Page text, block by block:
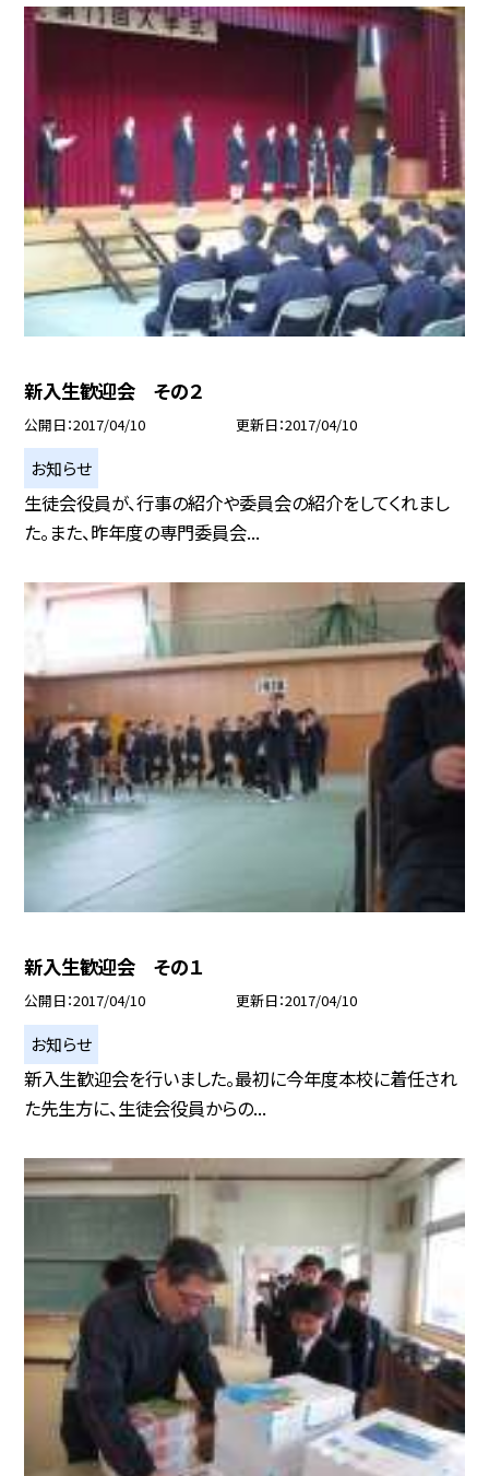
新入生歓迎会 その２
公開日 2017/04/10 更新日 2017/04/10
お知らせ
生徒会役員が、行事の紹介や委員会の紹介をしてくれまし
た。また、昨年度の専門委員会...
新入生歓迎会 その１
公開日 2017/04/10 更新日 2017/04/10
お知らせ
新入生歓迎会を行いました。最初に今年度本校に着任され
た先生方に、生徒会役員からの...